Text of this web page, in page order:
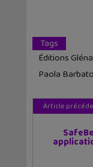
Tags
Éditions
Paola Barbato
Article